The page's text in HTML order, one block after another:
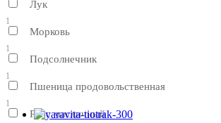
Лук
1
Морковь
1
Подсолнечник
1
Пшеница продовольственная
1
Рапс масличный